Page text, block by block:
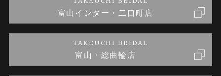
富山インター・二口町店
TAKEUCHI BRIDAL
富山・総曲輪店